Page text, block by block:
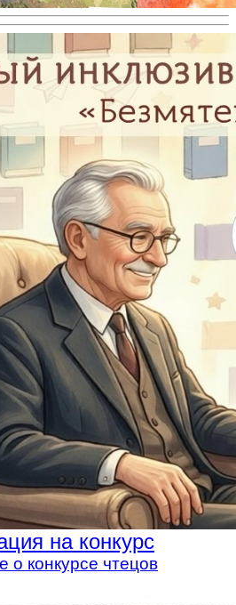
на конкурс
о конкурсе чтецов